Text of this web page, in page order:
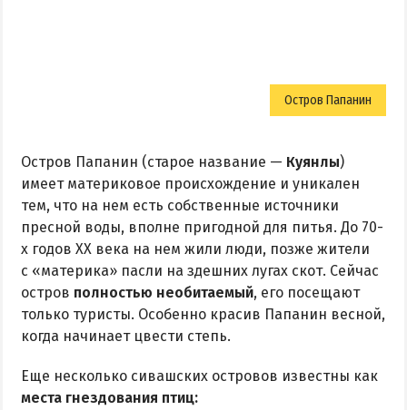
Остров Папанин
Остров Папанин (старое название — Куянлы)
имеет материковое происхождение и уникален
тем, что на нем есть собственные источники
пресной воды, вполне пригодной для питья. До 70-
х годов ХХ века на нем жили люди, позже жители
с «материка» пасли на здешних лугах скот. Сейчас
остров полностью необитаемый, его посещают
только туристы. Особенно красив Папанин весной,
когда начинает цвести степь.
Еще несколько сивашских островов известны как
места гнездования птиц: